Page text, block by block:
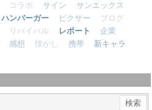
コラボ サイン
サンエックス
ハンバーガー ピクサー
ブログ
リバイバル レポート
企業
感想 懐かし 携帯
新キャラ